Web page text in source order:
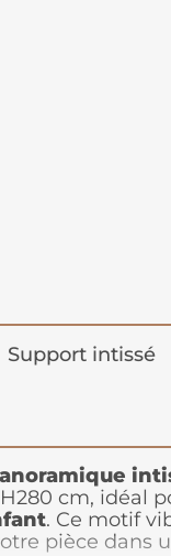
Support intissé
cm, idéal
. Ce motif
pièce dans